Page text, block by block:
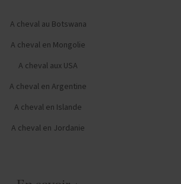
A cheval au Botswana
A cheval en Mongolie
A cheval aux USA
A cheval en Argentine
A cheval en Islande
A cheval en Jordanie